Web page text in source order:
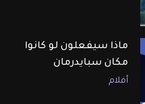
ماذا سيفعلون لو كانوا
مكان سبايدرمان
أفلام